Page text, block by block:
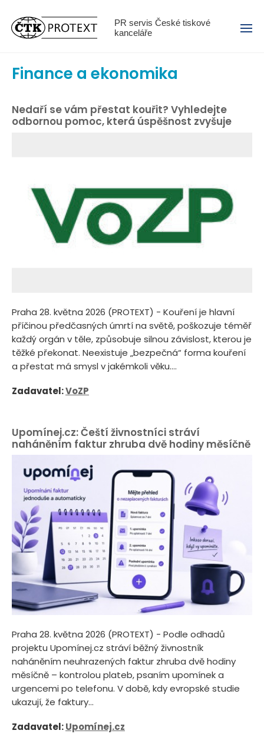
PR servis České tiskové
kanceláře
Menu
Finance a ekonomika
Nedaří se vám přestat kouřit? Vyhledejte
odbornou pomoc, která úspěšnost zvyšuje
Praha 28. května 2026 (PROTEXT) - Kouření je hlavní
příčinou předčasných úmrtí na světě, poškozuje téměř
každý orgán v těle, způsobuje silnou závislost, kterou je
těžké překonat. Neexistuje „bezpečná“ forma kouření
a přestat má smysl v jakémkoli věku....
Zadavatel:VoZP
Upomínej.cz: Čeští živnostníci stráví
naháněním faktur zhruba dvě hodiny měsíčně
Praha 28. května 2026 (PROTEXT) - Podle odhadů
projektu Upomínej.cz stráví běžný živnostník
naháněním neuhrazených faktur zhruba dvě hodiny
měsíčně – kontrolou plateb, psaním upomínek a
urgencemi po telefonu. V době, kdy evropské studie
ukazují, že faktury...
Zadavatel:Upomínej.cz